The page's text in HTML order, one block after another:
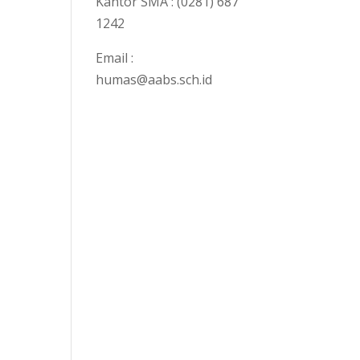
1242
Email :
humas@aabs.sch.id